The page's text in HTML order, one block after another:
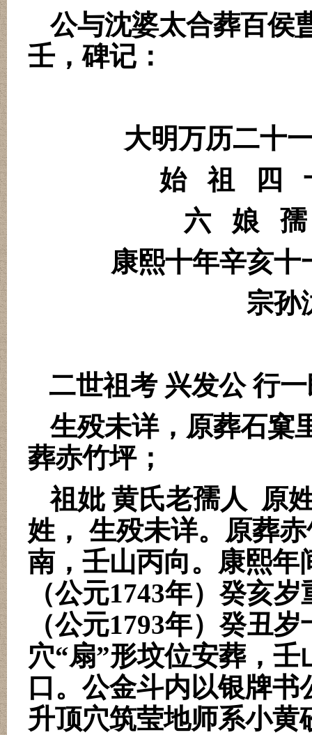
公与沈婆太合葬百侯
壬，碑记：
大明万历二十
始
祖 四
六
娘
孺
康熙十年辛亥十
宗孙
二世祖考 兴发公 行
生殁未详，原葬石窠
葬赤竹坪；
祖妣 黄氏老孺人
原
姓， 生殁未详。原葬
南，壬山丙向。康熙年
（公元1743年）癸亥岁
（公元1793年）癸丑岁
穴“扇”形坟位安葬，
口。公金斗内以银牌
升顶穴筑莹地师系小